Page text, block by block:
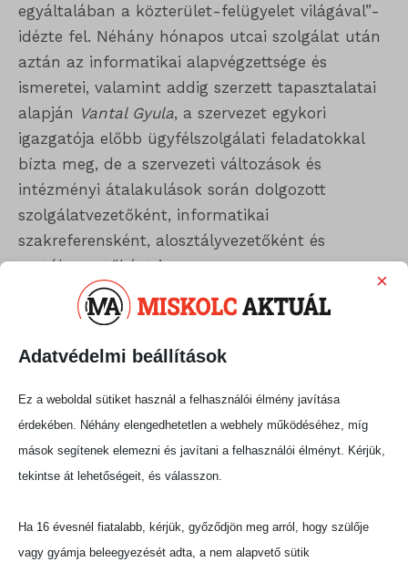
egyáltalában a közterület-felügyelet világával”-
idézte fel. Néhány hónapos utcai szolgálat után
aztán az informatikai alapvégzettsége és
ismeretei, valamint addig szerzett tapasztalatai
alapján Vantal Gyula, a szervezet egykori
igazgatója előbb ügyfélszolgálati feladatokkal
bízta meg, de a szervezeti változások és
intézményi átalakulások során dolgozott
szolgálatvezetőként, informatikai
szakreferensként, alosztályvezetőként és
osztályvezetőként is.
– Aztán 2013. április 1-jétől, vagyis a Miskolci
lettem előbb közterület-felügyeleti és rendészeti
2014 év végén, Vincze Csabaakkori igazgató
távozását követően megbízott igazgató, 2017-től
pedig igazgató – emlékezett vissza Kovács László
Csaba.
Első igazgatóságának idején számos újdonságot
vezettek be és fejlesztés vittek véghez a MIÖR -
Adatvédelmi beállítások
×
Ez a weboldal sütiket használ a felhasználói élmény javítása
érdekében. Néhány elengedhetetlen a webhely működéséhez, míg
mások segítenek elemezni és javítani a felhasználói élményt. Kérjük,
tekintse át lehetőségeit, és válasszon.
Ha 16 évesnél fiatalabb, kérjük, győződjön meg arról, hogy szülője
vagy gyámja beleegyezését adta, a nem alapvető sütik